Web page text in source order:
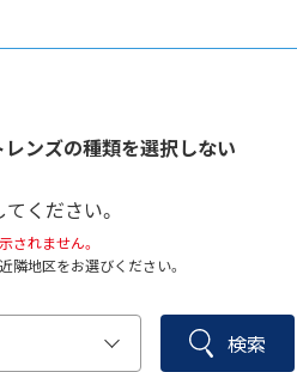
レンズの種類を選択しない
ください。
されません。
隣地区をお選びください。
検索